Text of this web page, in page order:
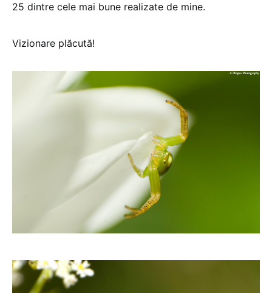
25 dintre cele mai bune realizate de mine.
Vizionare plăcută!